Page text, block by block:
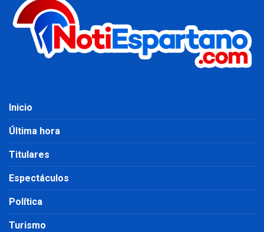
Inicio
Última hora
Titulares
Espectáculos
Política
Turismo